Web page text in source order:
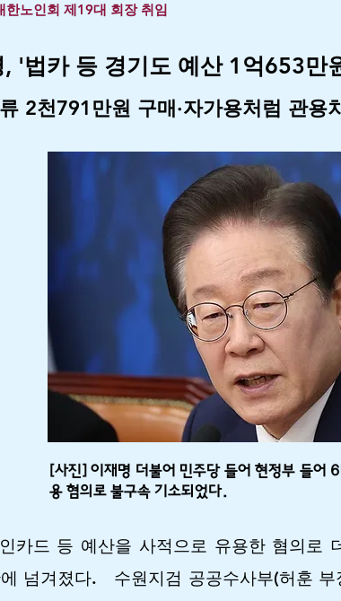
한노인회 제19대 회장 취임
, '법카 등 경기도 예산 1억653만
2천791만원 구매·자가용처럼 관
[사진] 이재명 더불어 민주당 들어 현정부 들어
용 혐의로 불구속 기소되었다.
카드 등 예산을 사적으로 유용한 혐의로
넘겨졌다. 수원지검 공공수사부(허훈